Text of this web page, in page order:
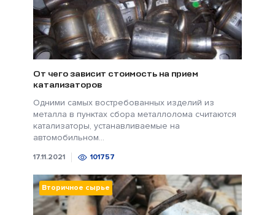
От чего зависит стоимость на прием
катализаторов
Одними самых востребованных изделий из
металла в пунктах сбора металлолома считаются
катализаторы, устанавливаемые на
автомобильном...
17.11.2021 101757
Вторичное сырье